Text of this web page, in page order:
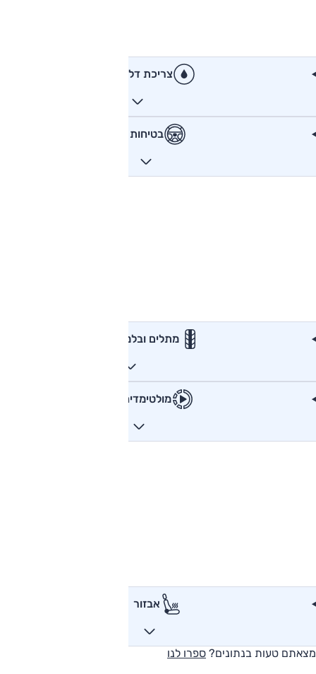
צריכת דלק
בטיחות
מתלים ובלמים
מולטימדיה
אבזור
מצאתם טעות בנתונים? ספרו לנו